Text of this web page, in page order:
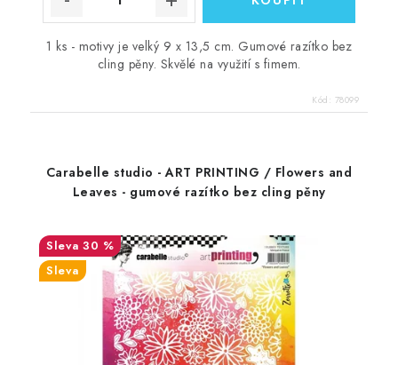
1 ks - motivy je velký 9 x 13,5 cm. Gumové razítko bez
cling pěny. Skvělé na využití s fimem.
Kód: 78099
Carabelle studio - ART PRINTING / Flowers and
Leaves - gumové razítko bez cling pěny
30 %
Sleva